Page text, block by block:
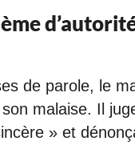
de parole, le
malaise. Il
» et